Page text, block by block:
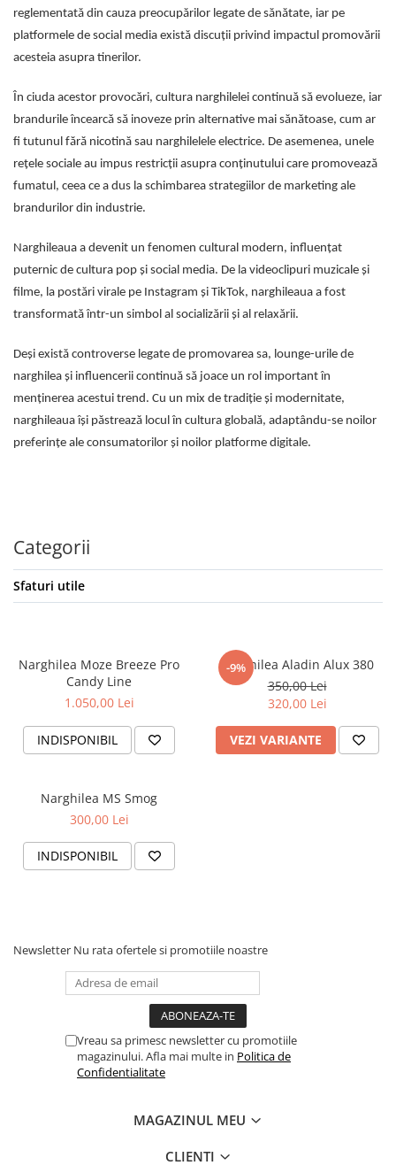
reglementată din cauza preocupărilor legate de sănătate, iar pe
platformele de social media există discuții privind impactul promovării
acesteia asupra tinerilor.
În ciuda acestor provocări, cultura narghilelei continuă să evolueze, iar
brandurile încearcă să inoveze prin alternative mai sănătoase, cum ar
fi tutunul fără nicotină sau narghilelele electrice. De asemenea, unele
rețele sociale au impus restricții asupra conținutului care promovează
fumatul, ceea ce a dus la schimbarea strategiilor de marketing ale
brandurilor din industrie.
Narghileaua a devenit un fenomen cultural modern, influențat
puternic de cultura pop și social media. De la videoclipuri muzicale și
filme, la postări virale pe Instagram și TikTok, narghileaua a fost
transformată într-un simbol al socializării și al relaxării.
Deși există controverse legate de promovarea sa, lounge-urile de
narghilea și influencerii continuă să joace un rol important în
menținerea acestui trend. Cu un mix de tradiție și modernitate,
narghileaua își păstrează locul în cultura globală, adaptându-se noilor
preferințe ale consumatorilor și noilor platforme digitale.
Categorii
Sfaturi utile
Narghilea Moze Breeze Pro
Candy Line
1.050,00 Lei
INDISPONIBIL
-9%
Narghilea Aladin Alux 380
350,00 Lei
320,00 Lei
VEZI VARIANTE
Narghilea MS Smog
300,00 Lei
INDISPONIBIL
Newsletter Nu rata ofertele si promotiile noastre
Vreau sa primesc newsletter cu promotiile
magazinului. Afla mai multe in Politica de
Confidentialitate
MAGAZINUL MEU
CLIENTI